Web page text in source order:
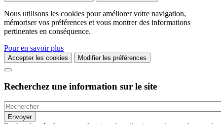
Nous utilisons les cookies pour améliorer votre navigation,
mémoriser vos préférences et vous montrer des informations
pertinentes en conséquence.
Pour en savoir plus
Accepter les cookies Modifier les préférences
Recherchez une information sur le site